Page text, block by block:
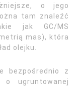
o jego
tam znaleźć
jak GC/MS
mas), która
olejku.
bezpośrednio z
o ugruntowanej